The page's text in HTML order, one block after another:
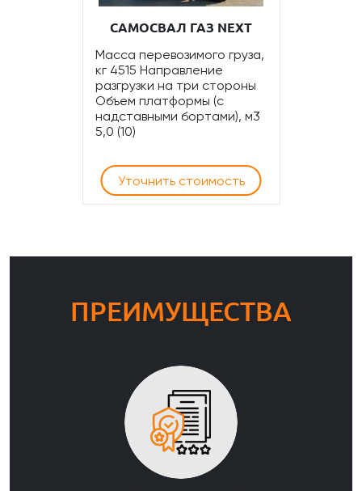
САМОСВАЛ ГАЗ NEXT
Масса перевозимого груза,
кг 4515 Направление
разгрузки на три стороны
Объем платформы (с
надставными бортами), м3
5,0 (10)
Уточнить стоимость
ПРЕИМУЩЕСТВА